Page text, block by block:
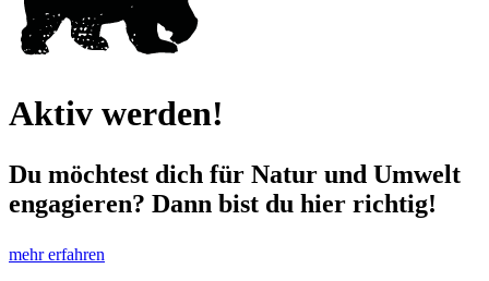
Aktiv werden!
Du möchtest dich für Natur und Umwelt
engagieren? Dann bist du hier richtig!
mehr erfahren